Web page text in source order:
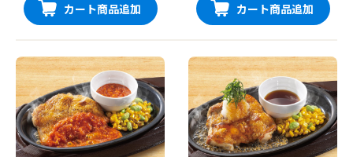
カート商品追加 カート商品追加